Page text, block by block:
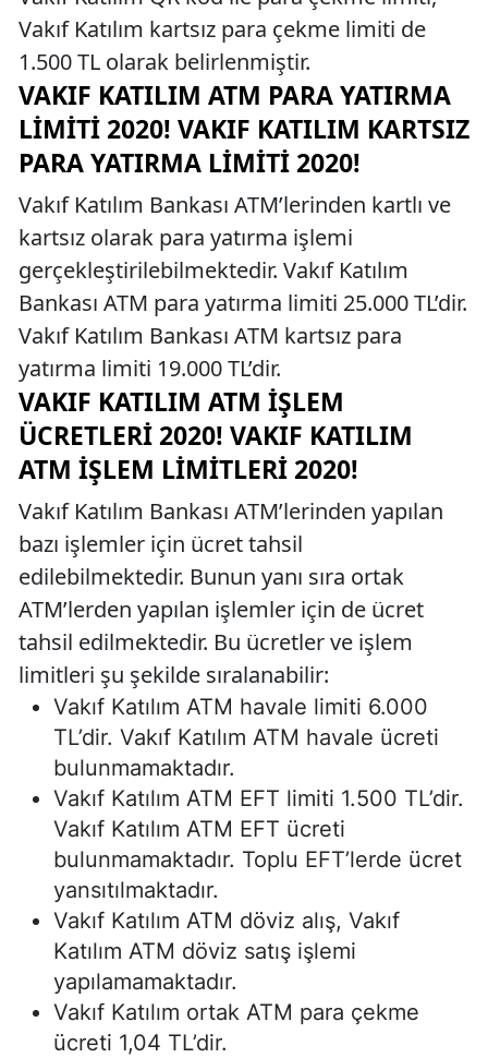
Vakıf Katılım kartsız para çekme limiti de
1.500 TL olarak belirlenmiştir.
VAKIF KATILIM ATM PARA YATIRMA
LIMITI 2020! VAKIF KATILIM KARTSIZ
PARA YATIRMA LIMITI 2020!
Vakıf Katılım Bankası ATM’lerinden kartlı ve
kartsız olarak para yatırma işlemi
gerçekleştirilebilmektedir. Vakıf Katılım
Bankası ATM para yatırma limiti 25.000 TL’dir.
Vakıf Katılım Bankası ATM kartsız para
yatırma limiti 19.000 TL’dir.
VAKIF KATILIM ATM İŞLEM
ÜCRETLERI 2020! VAKIF KATILIM
ATM İŞLEM LIMITLERI 2020!
Vakıf Katılım Bankası ATM’lerinden yapılan
bazı işlemler için ücret tahsil
edilebilmektedir. Bunun yanı sıra ortak
ATM’lerden yapılan işlemler için de ücret
tahsil edilmektedir. Bu ücretler ve işlem
limitleri şu şekilde sıralanabilir:
Vakıf Katılım ATM havale limiti 6.000
TL’dir. Vakıf Katılım ATM havale ücreti
bulunmamaktadır.
Vakıf Katılım ATM EFT limiti 1.500 TL’dir.
Vakıf Katılım ATM EFT ücreti
bulunmamaktadır. Toplu EFT’lerde ücret
yansıtılmaktadır.
Vakıf Katılım ATM döviz alış, Vakıf
Katılım ATM döviz satış işlemi
yapılamamaktadır.
Vakıf Katılım ortak ATM para çekme
ücreti 1,04 TL’dir.